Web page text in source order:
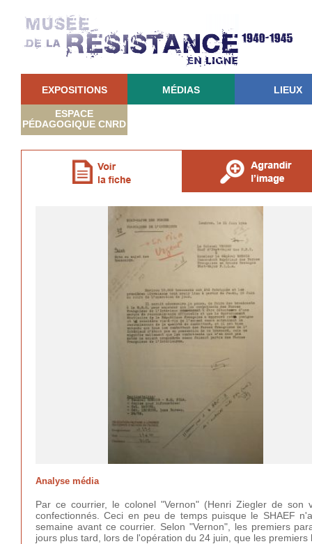
EXPOSITIONS MÉDIAS LIEUX
ESPACE
PÉDAGOGIQUE CNRD
Analyse média
Par ce courrier, le colonel "Vernon" (Henri Ziegler de
confectionnés. Ceci en peu de temps puisque le SHAEF
semaine avant ce courrier. Selon "Vernon", les premiers
jours plus tard, lors de l'opération du 24 juin, que les